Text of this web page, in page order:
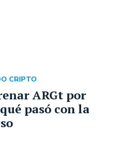
ARGt por
pasó con la
CRIPTO